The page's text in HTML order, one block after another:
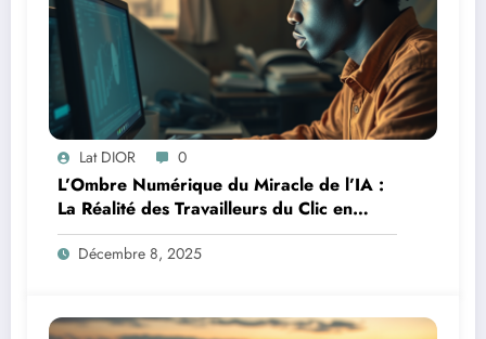
Lat DIOR 0
L’Ombre Numérique du Miracle de l’IA :
La Réalité des Travailleurs du Clic en
Afrique
Décembre 8, 2025